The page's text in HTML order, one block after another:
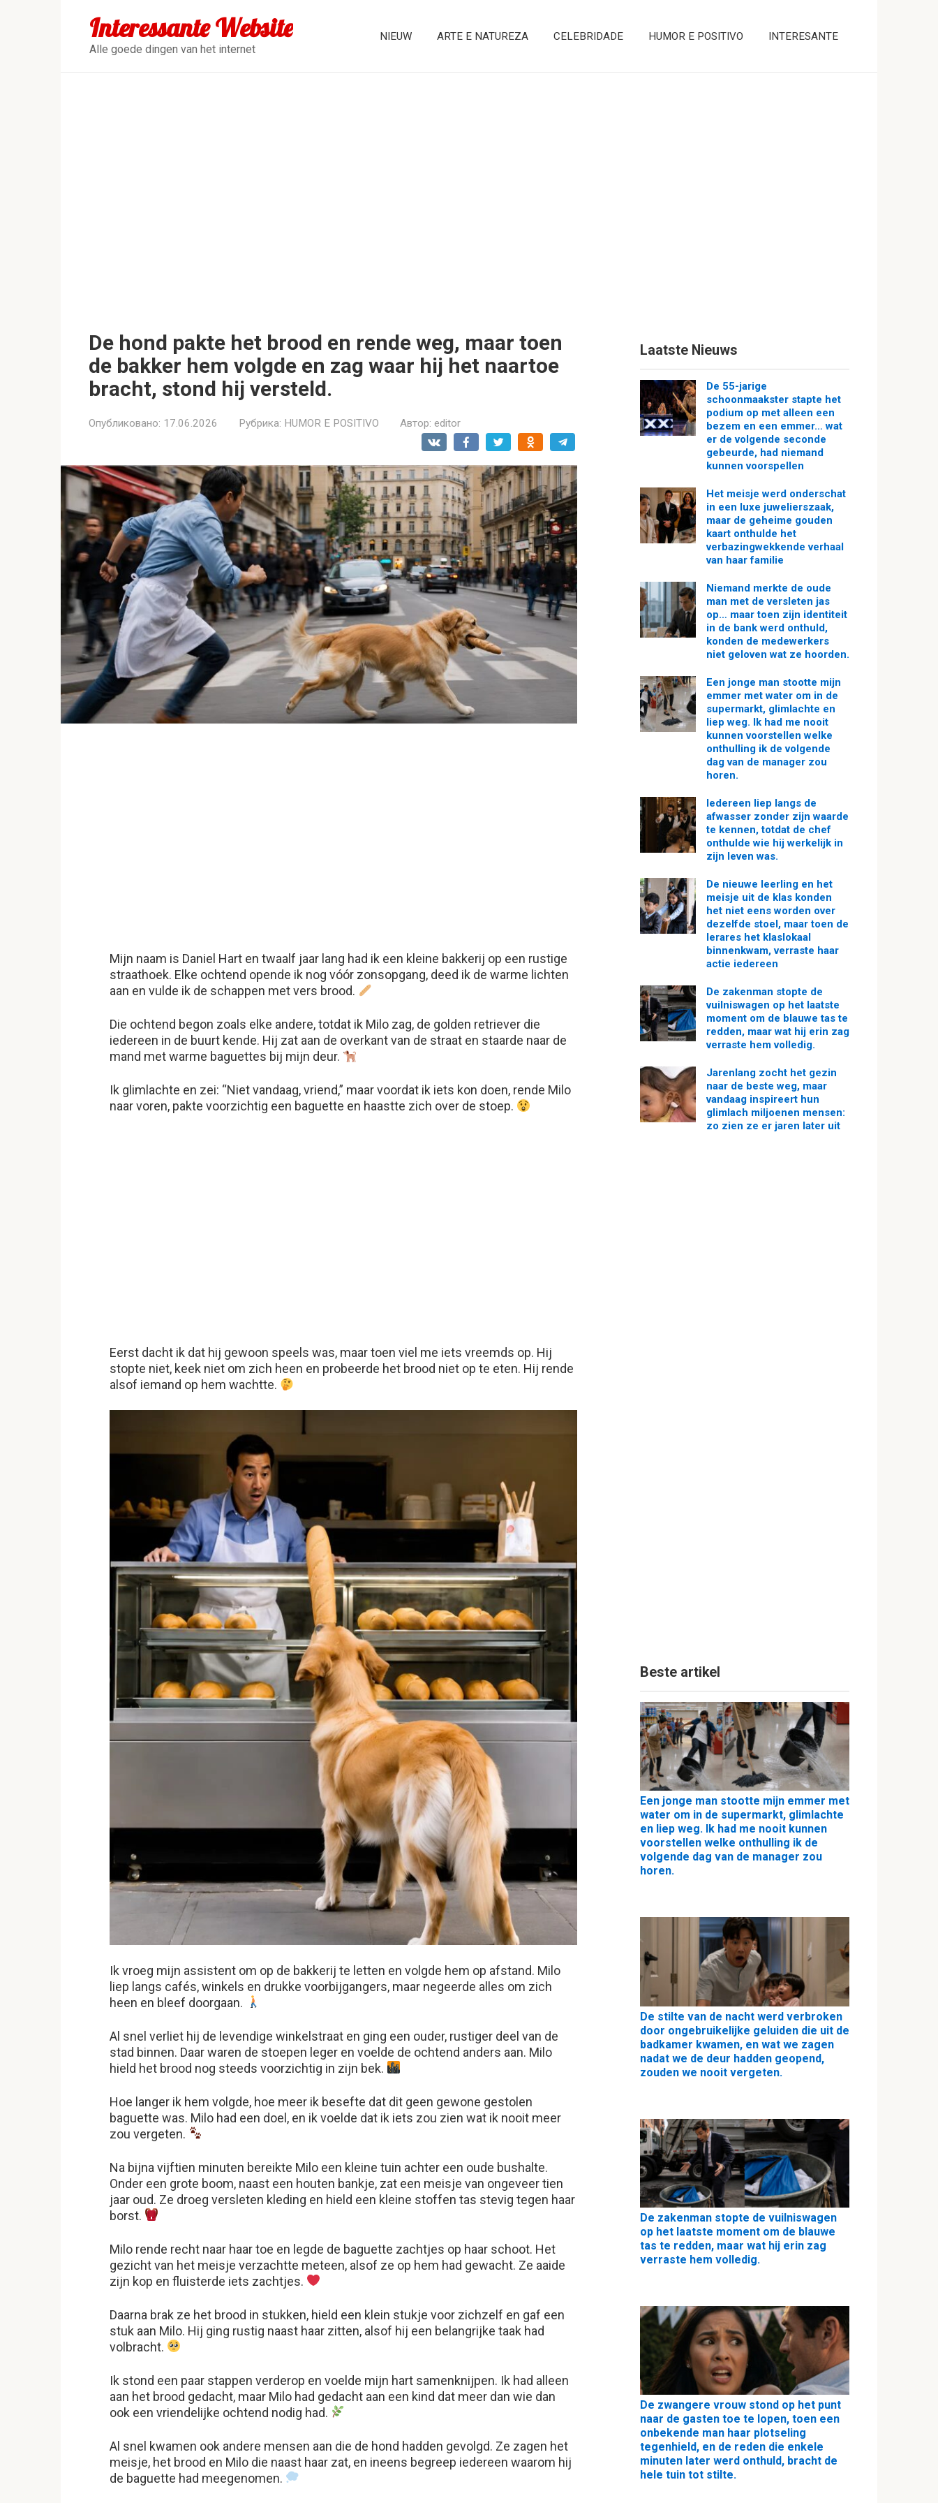
Interessante Website
Alle goede dingen van het internet
NIEUW ARTE E NATUREZA CELEBRIDADE HUMOR E POSITIVO INTERESANTE
De hond pakte het brood en rende weg, maar toen
de bakker hem volgde en zag waar hij het naartoe
bracht, stond hij versteld.
Опубликовано: 17.06.2026 Рубрика: HUMOR E POSITIVO Автор: editor
Mijn naam is Daniel Hart en twaalf jaar lang had ik een kleine bakkerij op een rustige
straathoek. Elke ochtend opende ik nog vóór zonsopgang, deed ik de warme lichten
aan en vulde ik de schappen met vers brood.
Die ochtend begon zoals elke andere, totdat ik Milo zag, de golden retriever die
iedereen in de buurt kende. Hij zat aan de overkant van de straat en staarde naar de
mand met warme baguettes bij mijn deur.
Ik glimlachte en zei: “Niet vandaag, vriend,” maar voordat ik iets kon doen, rende Milo
naar voren, pakte voorzichtig een baguette en haastte zich over de stoep.
Eerst dacht ik dat hij gewoon speels was, maar toen viel me iets vreemds op. Hij
stopte niet, keek niet om zich heen en probeerde het brood niet op te eten. Hij rende
alsof iemand op hem wachtte.
Ik vroeg mijn assistent om op de bakkerij te letten en volgde hem op afstand. Milo
liep langs cafés, winkels en drukke voorbijgangers, maar negeerde alles om zich
heen en bleef doorgaan.
Al snel verliet hij de levendige winkelstraat en ging een ouder, rustiger deel van de
stad binnen. Daar waren de stoepen leger en voelde de ochtend anders aan. Milo
hield het brood nog steeds voorzichtig in zijn bek.
Hoe langer ik hem volgde, hoe meer ik besefte dat dit geen gewone gestolen
baguette was. Milo had een doel, en ik voelde dat ik iets zou zien wat ik nooit meer
zou vergeten.
Na bijna vijftien minuten bereikte Milo een kleine tuin achter een oude bushalte.
Onder een grote boom, naast een houten bankje, zat een meisje van ongeveer tien
jaar oud. Ze droeg versleten kleding en hield een kleine stoffen tas stevig tegen haar
borst.
Milo rende recht naar haar toe en legde de baguette zachtjes op haar schoot. Het
gezicht van het meisje verzachtte meteen, alsof ze op hem had gewacht. Ze aaide
zijn kop en fluisterde iets zachtjes.
Daarna brak ze het brood in stukken, hield een klein stukje voor zichzelf en gaf een
stuk aan Milo. Hij ging rustig naast haar zitten, alsof hij een belangrijke taak had
volbracht.
Ik stond een paar stappen verderop en voelde mijn hart samenknijpen. Ik had alleen
aan het brood gedacht, maar Milo had gedacht aan een kind dat meer dan wie dan
ook een vriendelijke ochtend nodig had.
Al snel kwamen ook andere mensen aan die de hond hadden gevolgd. Ze zagen het
meisje, het brood en Milo die naast haar zat, en ineens begreep iedereen waarom hij
de baguette had meegenomen.
Laatste Nieuws
De 55-jarige
schoonmaakster stapte het
podium op met alleen een
bezem en een emmer… wat
er de volgende seconde
gebeurde, had niemand
kunnen voorspellen
Het meisje werd onderschat
in een luxe juwelierszaak,
maar de geheime gouden
kaart onthulde het
verbazingwekkende verhaal
van haar familie
Niemand merkte de oude
man met de versleten jas
op… maar toen zijn identiteit
in de bank werd onthuld,
konden de medewerkers
niet geloven wat ze hoorden.
Een jonge man stootte mijn
emmer met water om in de
supermarkt, glimlachte en
liep weg. Ik had me nooit
kunnen voorstellen welke
onthulling ik de volgende
dag van de manager zou
horen.
Iedereen liep langs de
afwasser zonder zijn waarde
te kennen, totdat de chef
onthulde wie hij werkelijk in
zijn leven was.
De nieuwe leerling en het
meisje uit de klas konden
het niet eens worden over
dezelfde stoel, maar toen de
lerares het klaslokaal
binnenkwam, verraste haar
actie iedereen
De zakenman stopte de
vuilniswagen op het laatste
moment om de blauwe tas te
redden, maar wat hij erin zag
verraste hem volledig.
Jarenlang zocht het gezin
naar de beste weg, maar
vandaag inspireert hun
glimlach miljoenen mensen:
zo zien ze er jaren later uit
Beste artikel
Een jonge man stootte mijn emmer met
water om in de supermarkt, glimlachte
en liep weg. Ik had me nooit kunnen
voorstellen welke onthulling ik de
volgende dag van de manager zou
horen.
De stilte van de nacht werd verbroken
door ongebruikelijke geluiden die uit de
badkamer kwamen, en wat we zagen
nadat we de deur hadden geopend,
zouden we nooit vergeten.
De zakenman stopte de vuilniswagen
op het laatste moment om de blauwe
tas te redden, maar wat hij erin zag
verraste hem volledig.
De zwangere vrouw stond op het punt
naar de gasten toe te lopen, toen een
onbekende man haar plotseling
tegenhield, en de reden die enkele
minuten later werd onthuld, bracht de
hele tuin tot stilte.